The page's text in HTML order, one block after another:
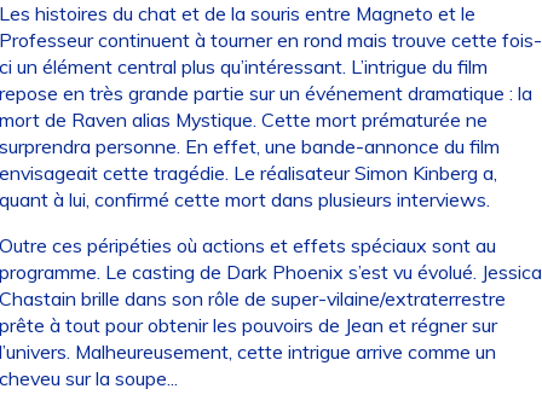
histoires du chat et de la souris entre Magneto et le
continuent à tourner en rond mais trouve cette fois-
un élément central plus qu’intéressant. L’intrigue du film
en très grande partie sur un événement dramatique : la
de Raven alias Mystique. Cette mort prématurée ne
personne. En effet, une bande-annonce du film
cette tragédie. Le réalisateur Simon Kinberg a,
à lui, confirmé cette mort dans plusieurs interviews.
ces péripéties où actions et effets spéciaux sont au
Le casting de Dark Phoenix s’est vu évolué. Jessica
brille dans son rôle de super-vilaine/extraterrestre
à tout pour obtenir les pouvoirs de Jean et régner sur
Malheureusement, cette intrigue arrive comme un
sur la soupe...